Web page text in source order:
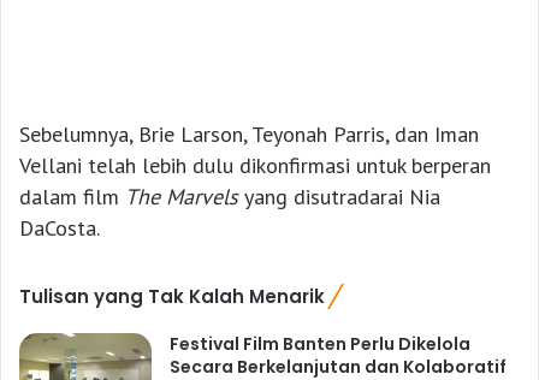
Sebelumnya, Brie Larson, Teyonah Parris, dan Iman
Vellani telah lebih dulu dikonfirmasi untuk berperan
dalam film The Marvelsyang disutradarai Nia
DaCosta.
Tulisan yang Tak Kalah Menarik
Festival Film Banten Perlu Dikelola
Secara Berkelanjutan dan Kolaboratif